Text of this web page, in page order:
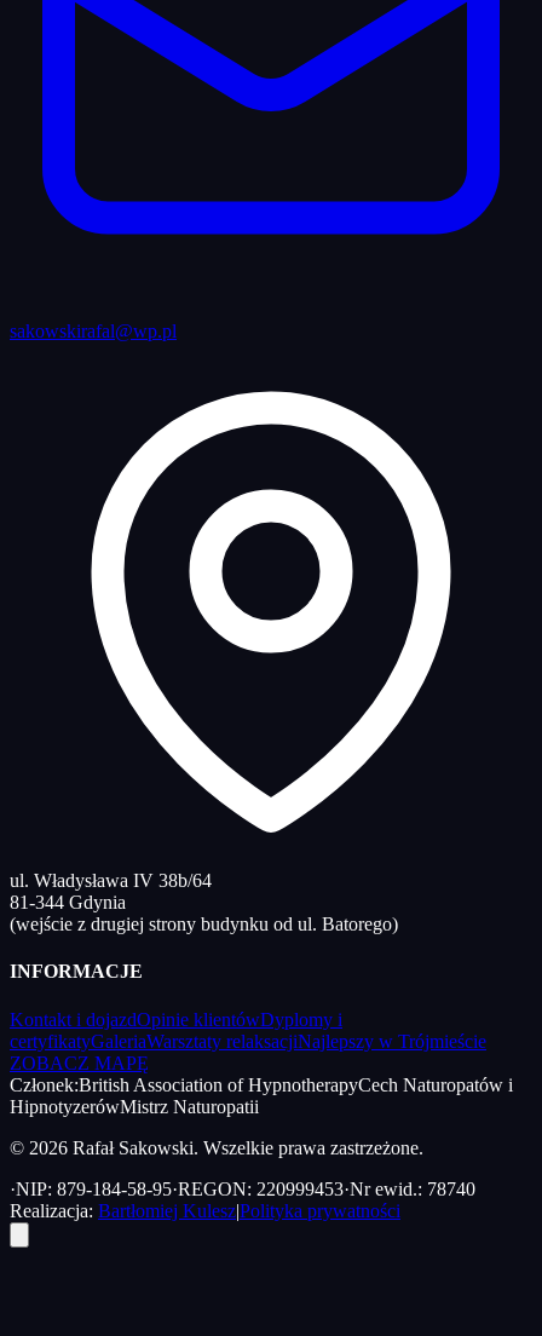
sakowskirafal@wp.pl
ul. Władysława IV 38b/64
81-344 Gdynia
(wejście z drugiej strony budynku od ul. Batorego)
INFORMACJE
Kontakt i dojazdOpinie klientówDyplomy i
certyfikatyGaleriaWarsztaty relaksacjiNajlepszy w Trójmieście
ZOBACZ MAPĘ
Członek:British Association of HypnotherapyCech Naturopatów i
HipnotyzerówMistrz Naturopatii
© 2026 Rafał Sakowski. Wszelkie prawa zastrzeżone.
·NIP: 879-184-58-95·REGON: 220999453·Nr ewid.: 78740
Realizacja: Bartłomiej Kulesz|Polityka prywatności